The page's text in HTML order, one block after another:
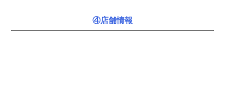
④店舗情報